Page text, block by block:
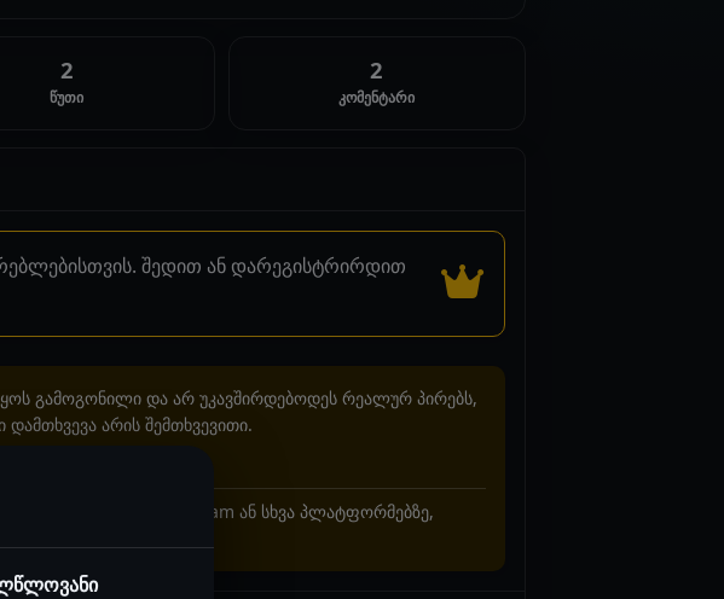
2
წუთი
2
კომენტარი
შედით ან დარეგისტრირდით
გამოგონილი და არ უკავშირდებოდეს რეალურ პირებს,
არის შემთხვევითი.
TikTok, Instagram ან სხვა პლატფორმებზე,